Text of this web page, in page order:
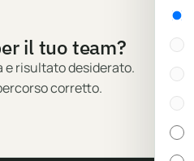
il tuo team?
risultato desiderato.
corretto.